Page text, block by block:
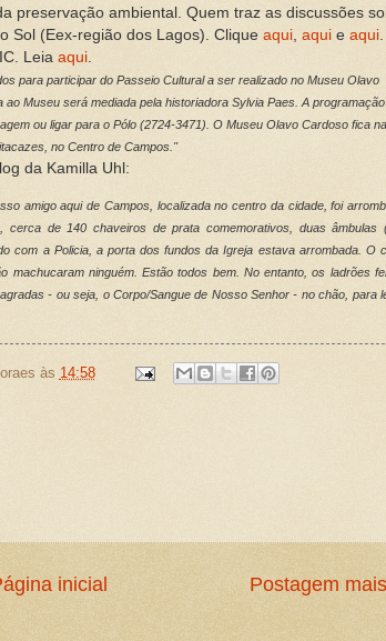
preservação ambiental. Quem traz as discussões
Sol (Eex-região dos Lagos). Clique aqui aqui e aqui
Leia aqui
para participar do Passeio Cultural a ser realizado no Museu Olavo
Museu será mediada pela historiadora Sylvia Paes. A
ou ligar para o Pólo (2724-3471). O Museu Olavo Cardoso fica na
no Centro de Campos."
da Kamilla Uhl:
amigo aqui de Campos, localizada no centro da cidade, foi
cerca de 140 chaveiros de prata comemorativos, duas âmbulas
com a Policia, a porta dos fundos da Igreja estava arrombada. O
machucaram ninguém. Estão todos bem. No entanto, os ladrões
- ou seja, o Corpo/Sangue de Nosso Senhor - no chão, para
às 14:58
Postagem
inicial